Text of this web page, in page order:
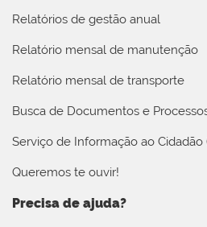
Relatórios de gestão anual
Relatório mensal de manutenção
Relatório mensal de transporte
Busca de Documentos e
Serviço de Informação ao Cidadão
Queremos te ouvir!
Precisa de ajuda?